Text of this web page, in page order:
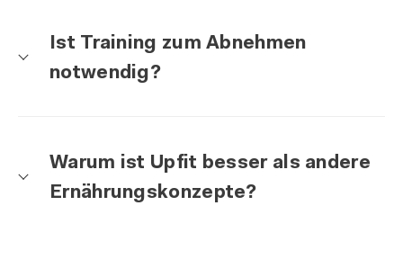
Ist Training zum Abnehmen
notwendig?
Warum ist Upfit besser als andere
Ernährungskonzepte?